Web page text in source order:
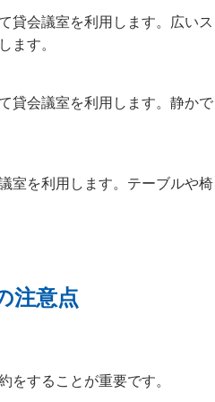
貸会議室を利用します。広いス
ます。
貸会議室を利用します。静かで
室を利用します。テーブルや椅
注意点
をすることが重要です。